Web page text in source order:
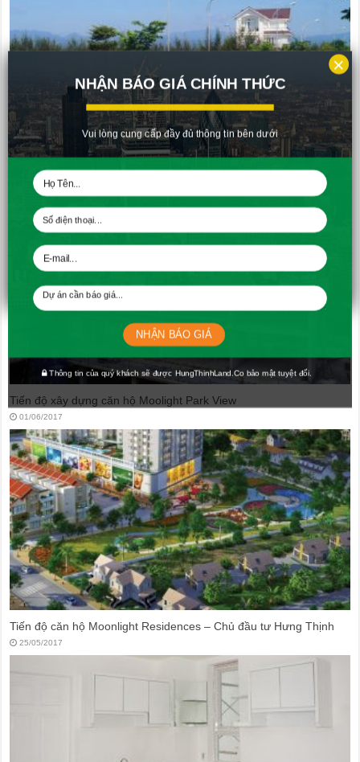
Cập Nhật Tiến Độ Thi Công Golden Bay tháng 5-2017
07/06/2017
Tiến độ xây dựng căn hộ Moolight Park View
01/06/2017
Tiến độ căn hộ Moonlight Residences – Chủ đầu tư Hưng Thịnh
25/05/2017
NHẬN BÁO GIÁ CHÍNH THỨC
Vui lòng cung cấp đầy đủ thông tin bên dưới
Thông tin của quý khách sẽ được HungThinhLand.Co bảo mật tuyệt đối.
NHẬN BÁO GIÁ
×